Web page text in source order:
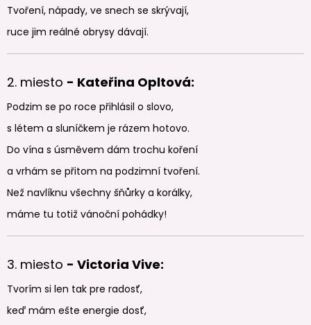
Tvoření, nápady, ve snech se skrývají,
ruce jim reálné obrysy dávají.
2. miesto - Kateřina Opltová:
Podzim se po roce přihlásil o slovo,
s létem a sluníčkem je rázem hotovo.
Do vína s úsměvem dám trochu koření
a vrhám se přitom na podzimní tvoření.
Než navlíknu všechny šňůrky a korálky,
máme tu totiž vánoční pohádky!
3. miesto - Victoria Vive:
Tvorím si len tak pre radosť,
keď mám ešte energie dosť,